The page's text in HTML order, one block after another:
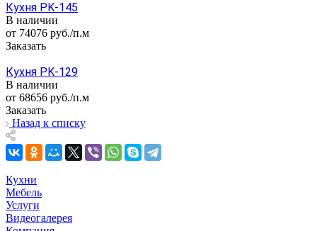
Кухня PK-145
В наличии
от 74076 руб./п.м
Заказать
Кухня PK-129
В наличии
от 68656 руб./п.м
Заказать
Назад к списку
Кухни
Мебель
Услуги
Видеогалерея